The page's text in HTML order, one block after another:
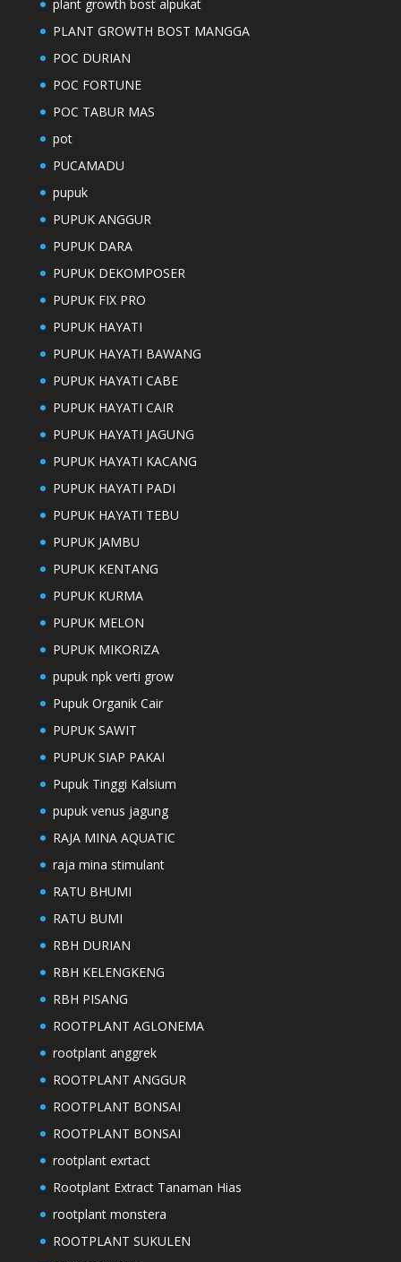
plant growth bost alpukat
PLANT GROWTH BOST MANGGA
POC DURIAN
POC FORTUNE
POC TABUR MAS
pot
PUCAMADU
pupuk
PUPUK ANGGUR
PUPUK DARA
PUPUK DEKOMPOSER
PUPUK FIX PRO
PUPUK HAYATI
PUPUK HAYATI BAWANG
PUPUK HAYATI CABE
PUPUK HAYATI CAIR
PUPUK HAYATI JAGUNG
PUPUK HAYATI KACANG
PUPUK HAYATI PADI
PUPUK HAYATI TEBU
PUPUK JAMBU
PUPUK KENTANG
PUPUK KURMA
PUPUK MELON
PUPUK MIKORIZA
pupuk npk verti grow
Pupuk Organik Cair
PUPUK SAWIT
PUPUK SIAP PAKAI
Pupuk Tinggi Kalsium
pupuk venus jagung
RAJA MINA AQUATIC
raja mina stimulant
RATU BHUMI
RATU BUMI
RBH DURIAN
RBH KELENGKENG
RBH PISANG
ROOTPLANT AGLONEMA
rootplant anggrek
ROOTPLANT ANGGUR
ROOTPLANT BONSAI
ROOTPLANT BONSAI
rootplant exrtact
Rootplant Extract Tanaman Hias
rootplant monstera
ROOTPLANT SUKULEN